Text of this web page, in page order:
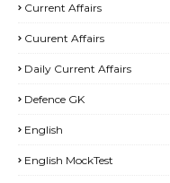
Current Affairs
Cuurent Affairs
Daily Current Affairs
Defence GK
English
English MockTest